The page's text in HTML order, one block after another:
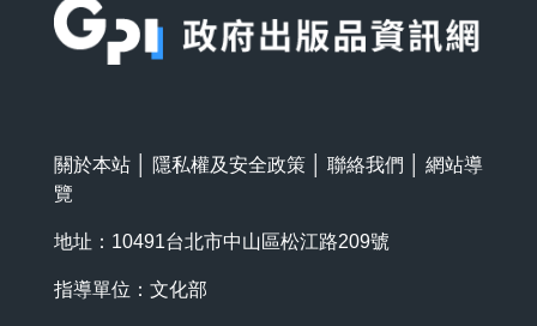
關於本站 隱私權及安全政策 聯絡我們
網站導
覽
地址：10491台北市中山區松江路209號
指導單位：文化部